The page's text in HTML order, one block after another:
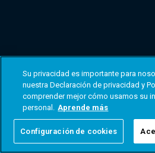
Su privacidad es importante para
nuestra Declaración de privacidad y
comprender mejor cómo usamos su
personal. Aprende más
Configuración de cookies